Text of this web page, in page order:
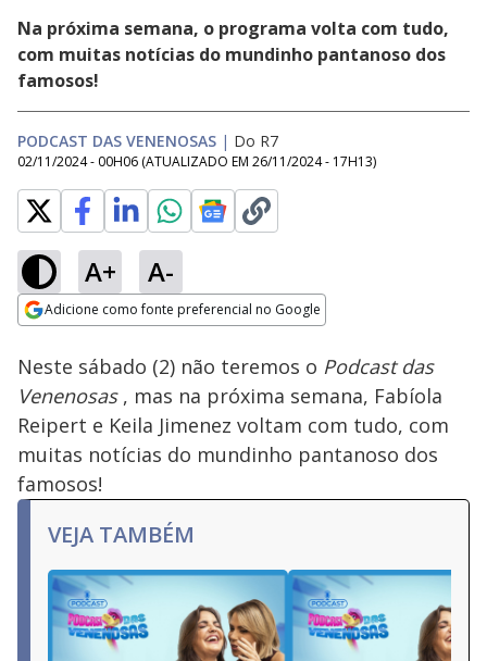
Na próxima semana, o programa volta com tudo,
com muitas notícias do mundinho pantanoso dos
famosos!
PODCAST DAS VENENOSAS | Do R7
02/11/2024 - 00H06 (ATUALIZADO EM 26/11/2024 - 17H13)
A+ A-
Adicione como fonte preferencial no Google
Ativar
100.00%
Neste sábado (2) não teremos o Podcast das
Venenosas , mas na próxima semana, Fabíola
Reipert e Keila Jimenez voltam com tudo, com
muitas notícias do mundinho pantanoso dos
famosos!
VEJA TAMBÉM